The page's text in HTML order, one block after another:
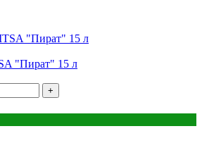
"Пират" 15 л
+